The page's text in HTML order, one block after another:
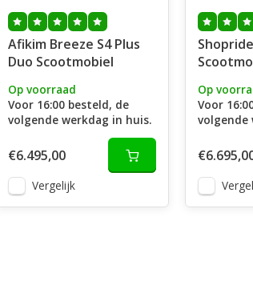
Afikim Breeze S4 Plus
Duo Scootmobiel
Op voorraad
Voor 16:00 besteld, de
volgende werkdag in huis.
€6.495,00
Vergelijk
Op
Voor
volgende